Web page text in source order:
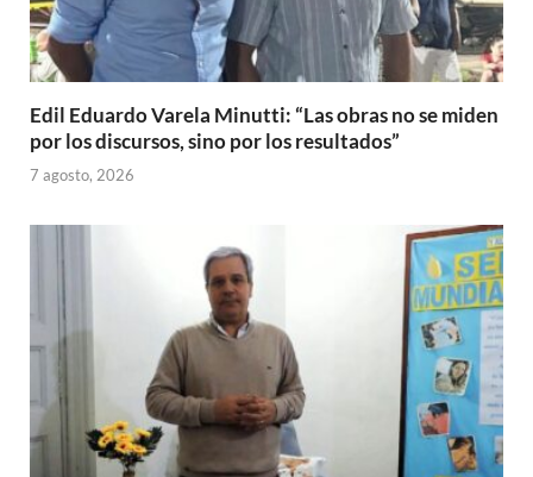
Edil Eduardo Varela Minutti: “Las obras no se miden
por los discursos, sino por los resultados”
7 agosto, 2026